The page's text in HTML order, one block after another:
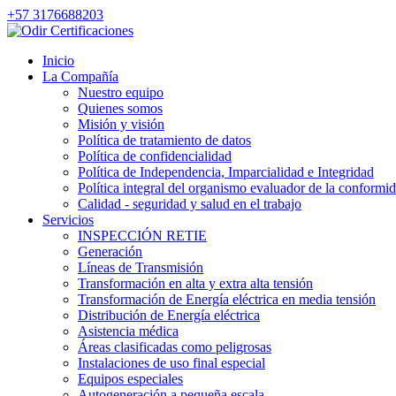
+57 3176688203
Inicio
La Compañía
Nuestro equipo
Quienes somos
Misión y visión
Política de tratamiento de datos
Política de confidencialidad
Política de Independencia, Imparcialidad e Integridad
Política integral del organismo evaluador de la
Calidad - seguridad y salud en el trabajo
Servicios
INSPECCIÓN RETIE
Generación
Líneas de Transmisión
Transformación en alta y extra alta tensión
Transformación de Energía eléctrica en media tensión
Distribución de Energía eléctrica
Asistencia médica
Áreas clasificadas como peligrosas
Instalaciones de uso final especial
Equipos especiales